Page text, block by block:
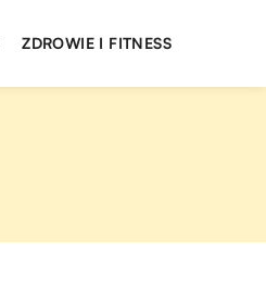
ZDROWIE I FITNESS